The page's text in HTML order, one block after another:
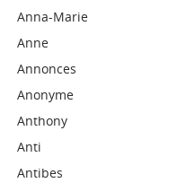
Anna-Marie
Anne
Annonces
Anonyme
Anthony
Anti
Antibes